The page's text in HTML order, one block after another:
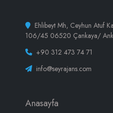
Ehlibeyt Mh, Ceyhun Atuf
106/45 06520 Çankaya/
+90 312 473 74 71
info@seyrajans.com
Anasayfa